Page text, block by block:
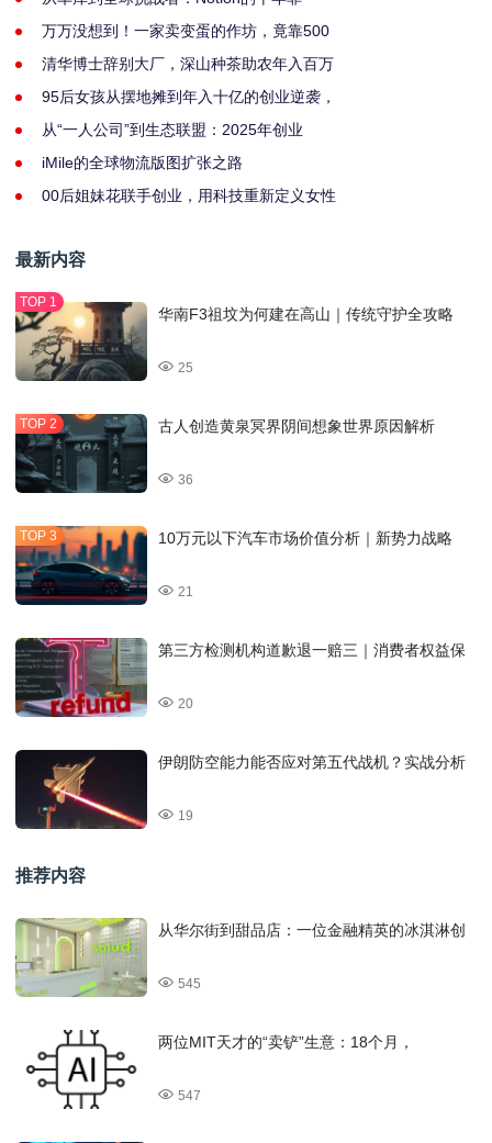
万万没想到！一家卖变蛋的作坊，竟靠500
清华博士辞别大厂，深山种茶助农年入百万
95后女孩从摆地摊到年入十亿的创业逆袭，
从“一人公司”到生态联盟：2025年创业
iMile的全球物流版图扩张之路
00后姐妹花联手创业，用科技重新定义女性
最新内容
华南F3祖坟为何建在高山｜传统守护全攻略
25
古人创造黄泉冥界阴间想象世界原因解析
36
10万元以下汽车市场价值分析｜新势力战略
21
第三方检测机构道歉退一赔三｜消费者权益保
20
伊朗防空能力能否应对第五代战机？实战分析
19
推荐内容
从华尔街到甜品店：一位金融精英的冰淇淋创
545
两位MIT天才的“卖铲”生意：18个月，
547